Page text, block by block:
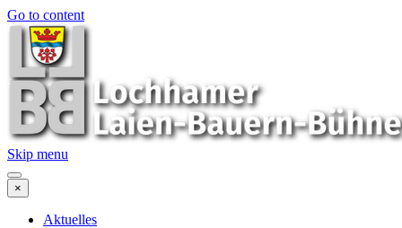
Go to content
Skip menu
×
Aktuelles